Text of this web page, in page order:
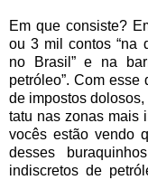
Em que consiste?
ou 3 mil contos “na
no Brasil” e na
petróleo”. Com
de impostos
tatu nas zonas mais
vocês estão vendo
desses
indiscretos de